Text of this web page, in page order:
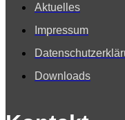
Aktuelles
Impressum
Downloads